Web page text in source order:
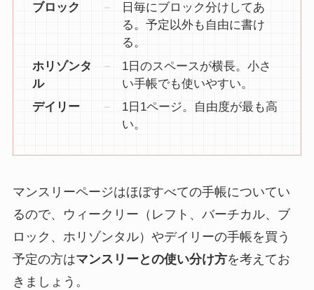
ブロック
日毎にブロック分けしてあ
る。予定以外も自由に書け
る。
ホリゾンタ
ル
1日のスペースが横長。小さ
い手帳でも使いやすい。
デイリー
1日1ページ。自由度が最も高
い。
マンスリーページはほぼすべての手帳についてい
るので、ウィークリー（レフト、バーチカル、ブ
ロック、ホリゾンタル）やデイリーの手帳を買う
予定の方はマンスリーとの使い分け方を考えてお
きましょう。